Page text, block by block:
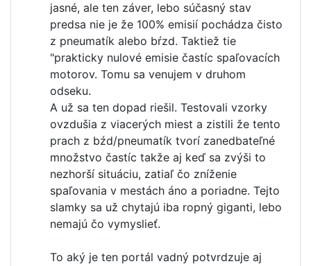
jasné, ale ten záver, lebo súčasný stav
predsa nie je že 100% emisií pochádza čisto
z pneumatík alebo bŕzd. Taktiež tie
"prakticky nulové emisie častíc spaľovacích
motorov. Tomu sa venujem v druhom
odseku.
A už sa ten dopad riešil. Testovali vzorky
ovzdušia z viacerých miest a zistili že tento
prach z bźd/pneumatík tvorí zanedbateľné
množstvo častíc takže aj keď sa zvýši to
nezhorší situáciu, zatiaľ čo zníženie
spaľovania v mestách áno a poriadne. Tejto
slamky sa už chytajú iba ropný giganti, lebo
nemajú čo vymyslieť.
To aký je ten portál vadný potvrdzuje aj